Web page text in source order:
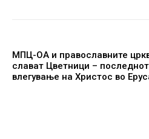
МПЦ-ОА и православните
слават Цветници –
влегување на Христос во